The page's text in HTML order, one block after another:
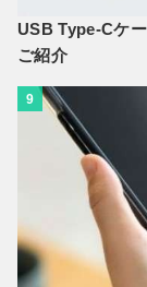
USB Type-Cケ
ご紹介
9